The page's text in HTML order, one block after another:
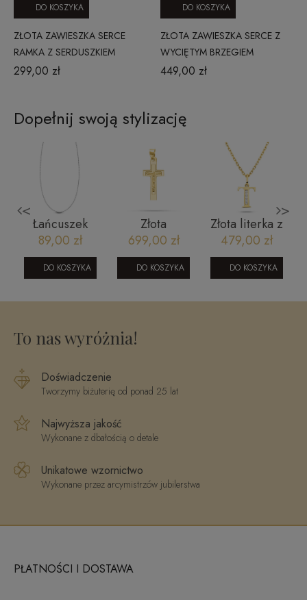
ZŁOTA ZAWIESZKA SERCE
RAMKA Z SERDUSZKIEM
299,00 zł
DO KOSZYKA
ZŁOTA ZAWIESZKA SERCE Z
WYCIĘTYM BRZEGIEM
449,00 zł
DO KOSZYKA
Dopełnij swoją stylizację
<
Łańcuszek
srebrny kulki
- 42 cm
rodowany
SW-T-B05-
042-SLR1295
89,00 zł
DO KOSZYKA
Złota
zawieszka
krzyż z
wizerunkiem
Chrystusa i
gładkim tłem
699,00 zł
DO KOSZYKA
Złota literka z
cyrkoniami T
479,00 zł
DO KOSZYKA
>
To nas wyróżnia!
Doświadczenie
Tworzymy biżuterię od ponad 25 lat
Najwyższa jakość
Wykonane z dbałością o detale
Unikatowe wzornictwo
Wykonane przez arcymistrzów jubilerstwa
PŁATNOŚCI I DOSTAWA